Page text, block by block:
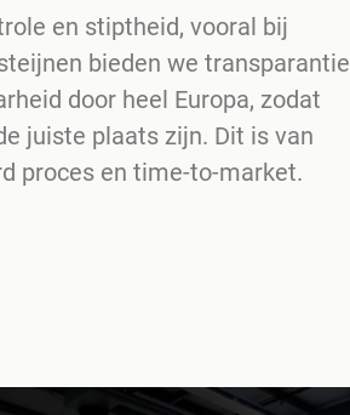
en stiptheid, vooral bij
bieden we transparantie
door heel Europa, zodat
juiste plaats zijn. Dit is van
proces en time-to-market.